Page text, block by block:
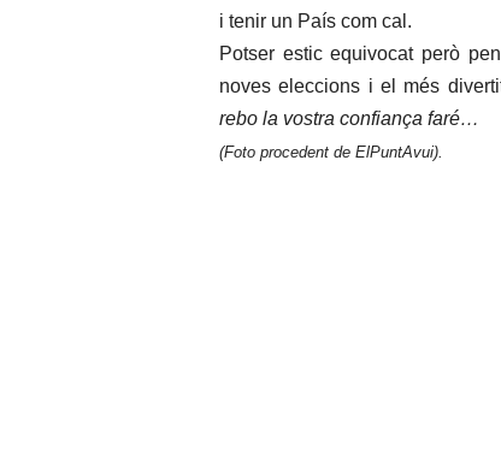
i tenir un País com cal.
Potser estic equivocat però
noves eleccions i el més
rebo la vostra confiança faré…
(Foto procedent de ElPuntAvui).